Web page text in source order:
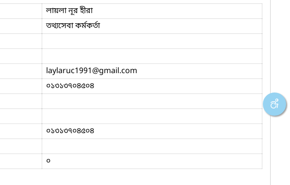
লায়লা নূর হীরা
তথ্যসেবা কর্মকর্তা
laylaruc1991@gmail.com
০১৩১৩৭০৪৫০৪
০১৩১৩৭০৪৫০৪
০